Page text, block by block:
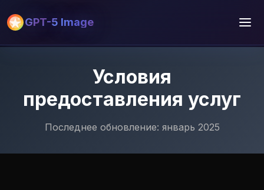
GPT-5 Image
Условия
предоставления услуг
Последнее обновление: январь 2025